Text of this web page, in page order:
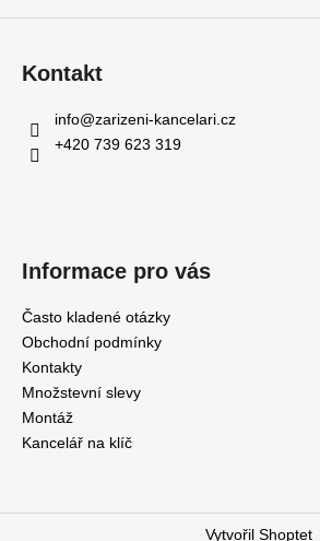
Kontakt
info@zarizeni-kancelari.cz
+420 739 623 319
Informace pro vás
Často kladené otázky
Obchodní podmínky
Kontakty
Množstevní slevy
Montáž
Kancelář na klíč
Vytvořil Shoptet